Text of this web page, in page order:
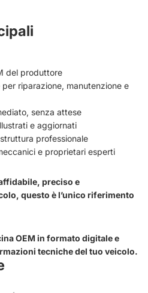
del produttore
riparazione, manutenzione e
senza attese
e aggiornati
professionale
e proprietari esperti
preciso e
questo è l’unico riferimento
OEM in formato digitale e
tecniche del tuo veicolo.